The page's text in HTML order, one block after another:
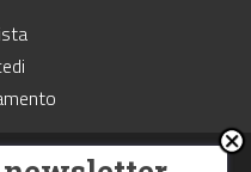
all'Unione Stampa